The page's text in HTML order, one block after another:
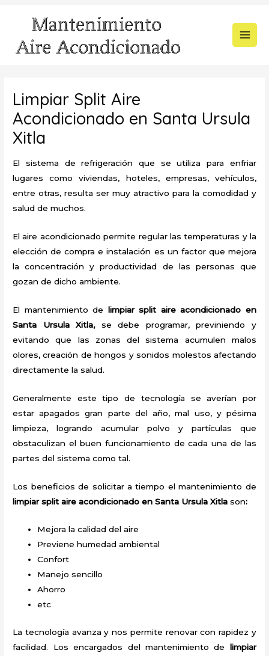
contenido
Limpiar Split Aire
Acondicionado en Santa Ursula
Xitla
El sistema de refrigeración que se utiliza para enfriar
lugares como viviendas, hoteles, empresas, vehículos,
entre otras, resulta ser muy atractivo para la comodidad y
salud de muchos.
El aire acondicionado permite regular las temperaturas y la
elección de compra e instalación es un factor que mejora
la concentración y productividad de las personas que
gozan de dicho ambiente.
El mantenimiento de limpiar split aire acondicionado en
Santa Ursula Xitla,se debe programar, previniendo y
evitando que las zonas del sistema acumulen malos
olores, creación de hongos y sonidos molestos afectando
directamente la salud.
Generalmente este tipo de tecnología se averían por
estar apagados gran parte del año, mal uso, y pésima
limpieza, logrando acumular polvo y partículas que
obstaculizan el buen funcionamiento de cada una de las
partes del sistema como tal.
Los beneficios de solicitar a tiempo el mantenimiento de
limpiar split aire acondicionado en Santa Ursula Xitlason:
Mejora la calidad del aire
Previene humedad ambiental
Confort
Manejo sencillo
Ahorro
etc
La tecnología avanza y nos permite renovar con rapidez y
facilidad. Los encargados del mantenimiento de limpiar